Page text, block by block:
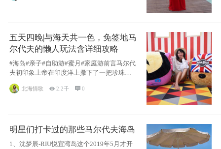
五天四晚|与海天共一色，免签地马
尔代夫的懒人玩法含详细攻略
#海岛#亲子#自助游#蜜月#家庭游前言马尔代
夫初印象上帝在印度洋上撒下了一把珍珠，
北海情歌 2.2千 0
明星们打卡过的那些马尔代夫海岛
1、沈梦辰-RIU悦宜湾岛这个2019年5月才开